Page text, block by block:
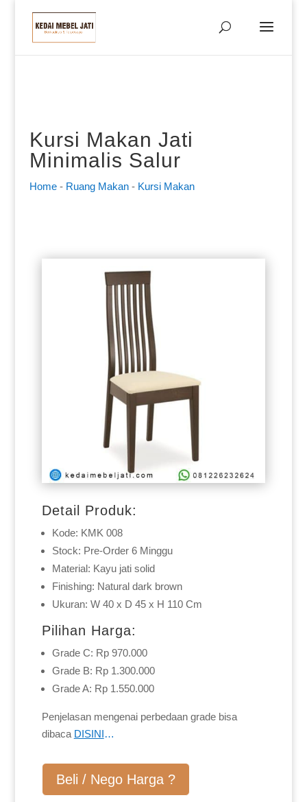
Kursi Makan Jati
Minimalis Salur
Home- Ruang Makan- Kursi Makan
Detail Produk:
Kode: KMK 008
Stock: Pre-Order 6 Minggu
Material: Kayu jati solid
Finishing: Natural dark brown
Ukuran: W 40 x D 45 x H 110 Cm
Pilihan Harga:
Grade C: Rp 970.000
Grade B: Rp 1.300.000
Grade A: Rp 1.550.000
Penjelasan mengenai perbedaan grade bisa
dibaca DISINI…
Beli / Nego Harga ?